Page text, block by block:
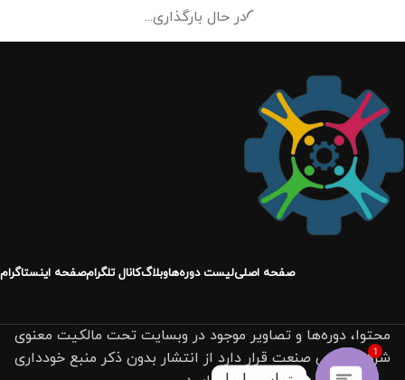
در حال بارگذاری...
صفحه اصلیلیست دوره‌هاوبلاگکانال تلگرامصفحه اینستاگرام
محتوا، دوره‌ها و تصاویر موجود در وبسایت تحت مالکیت معنوی
شرکت حامی صنعت قرار دارد از انتشار بدون ذکر منبع خودداری
1